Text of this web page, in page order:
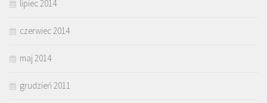
lipiec 2014
czerwiec 2014
maj 2014
grudzień 2011